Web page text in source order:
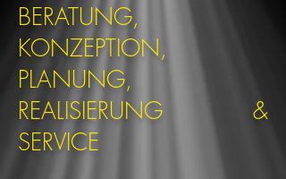
BERATUNG,
KONZEPTION,
PLANUNG,
REALISIERUNG &
SERVICE